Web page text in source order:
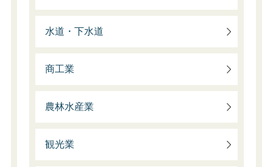
水道・下水道
商工業
農林水産業
観光業